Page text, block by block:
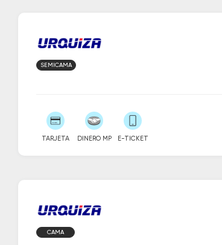
SEMICAMA
TARJETA DINERO MP E-TICKET
CAMA